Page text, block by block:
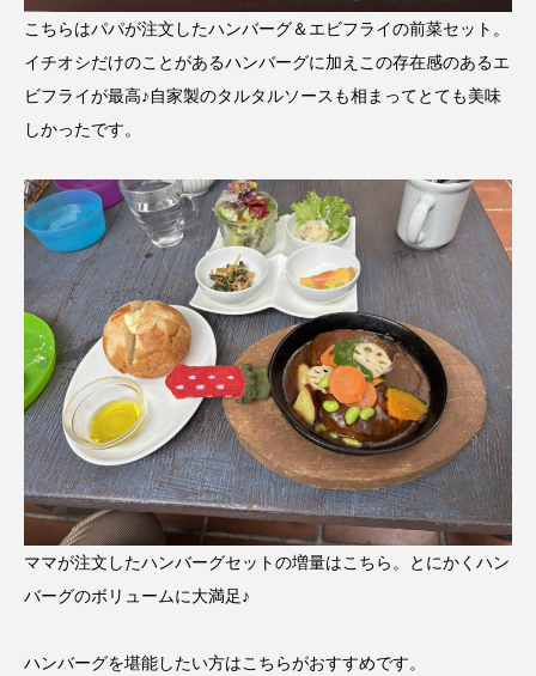
こちらはパパが注文したハンバーグ＆エビフライの前菜セット。
イチオシだけのことがあるハンバーグに加えこの存在感のあるエ
ビフライが最高♪自家製のタルタルソースも相まってとても美味
しかったです。
ママが注文したハンバーグセットの増量はこちら。とにかくハン
バーグのボリュームに大満足♪
ハンバーグを堪能したい方はこちらがおすすめです。